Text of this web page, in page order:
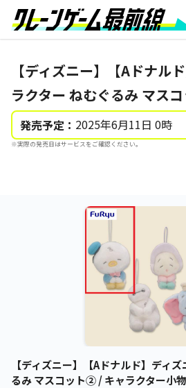
【ディズニー】【Aドナル
ラクター ねむぐるみ マス
発売予定： 2025年6月11日 0時
※実際の発売日はサービスをご確認ください。
【ディズニー】【Aドナルド】ディ
るみ マスコット② / キャラクター小